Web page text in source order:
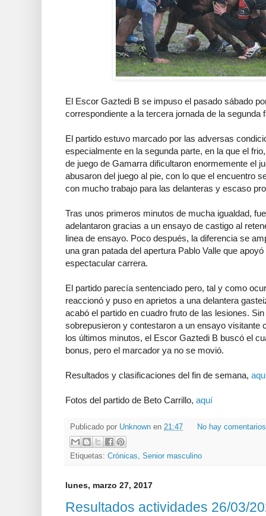
El Escor Gaztedi B se impuso el pasado sábado
correspondiente a la tercera jornada de la segunda
El partido estuvo marcado por las adversas
especialmente en la segunda parte, en la que el
de juego de Gamarra dificultaron enormemente el
abusaron del juego al pie, con lo que el encuentro
con mucho trabajo para las delanteras y escaso
Tras unos primeros minutos de mucha igualdad,
adelantaron gracias a un ensayo de castigo al
linea de ensayo. Poco después, la diferencia se
una gran patada del apertura Pablo Valle que
espectacular carrera.
El partido parecía sentenciado pero, tal y como
reaccionó y puso en aprietos a una delantera
acabó el partido en cuadro fruto de las lesiones.
sobrepusieron y contestaron a un ensayo visitante
los últimos minutos, el Escor Gaztedi B buscó el
bonus, pero el marcador ya no se movió.
Resultados y clasificaciones del fin de semana,
Fotos del partido de Beto Carrillo, aquí
Publicado por Unknown en 21:47 No hay
Etiquetas: Crónicas Senior masculino
lunes, marzo 27, 2017
Resultados actividades 26/03/